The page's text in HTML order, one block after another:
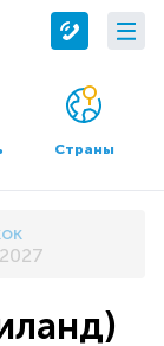
реквизиты
Страны